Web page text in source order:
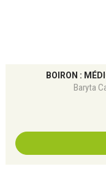
BOIRON :
Baryta